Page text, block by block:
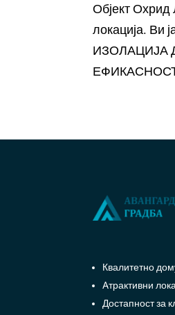
Објект Охрид
локација. Ви
ИЗОЛАЦИЈА
ЕФИКАСНОСТ
Квалитетно
Aтрактивни
Достапност за